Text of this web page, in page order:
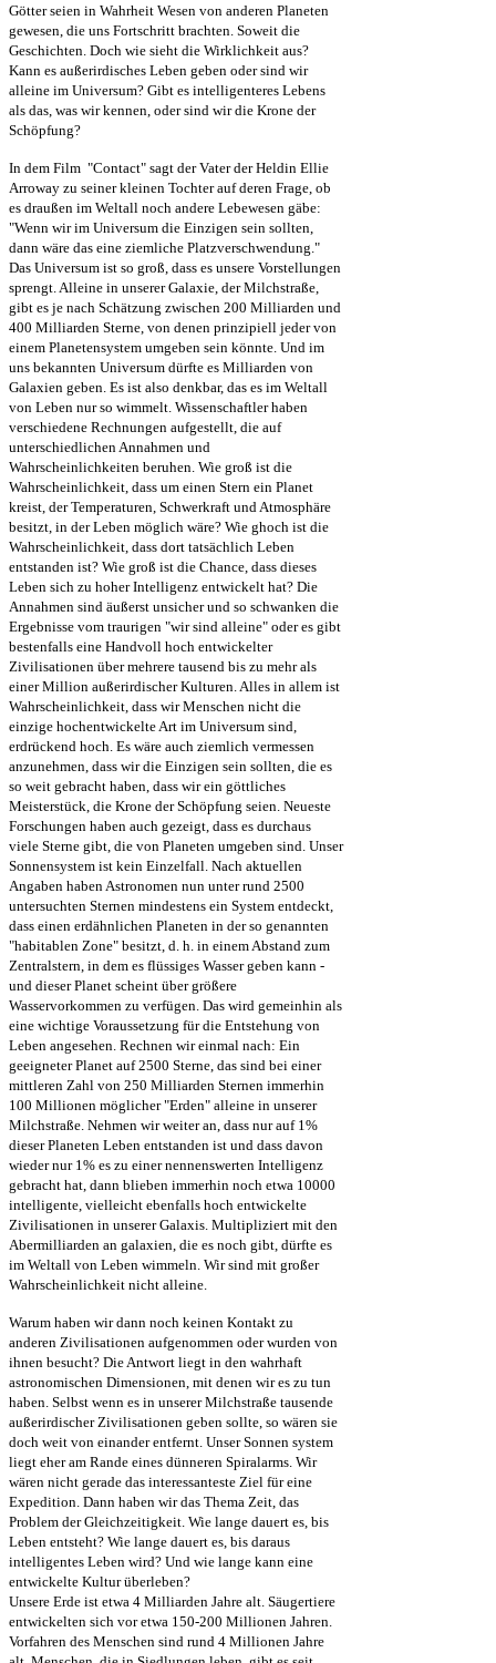
Götter seien in Wahrheit Wesen von anderen Planeten
gewesen, die uns Fortschritt brachten. Soweit die
Geschichten. Doch wie sieht die Wirklichkeit aus?
Kann es außerirdisches Leben geben oder sind wir
alleine im Universum? Gibt es intelligenteres Lebens
als das, was wir kennen, oder sind wir die Krone der
Schöpfung?
In dem Film "Contact" sagt der Vater der Heldin Ellie
Arroway zu seiner kleinen Tochter auf deren Frage, ob
es draußen im Weltall noch andere Lebewesen gäbe:
"Wenn wir im Universum die Einzigen sein sollten,
dann wäre das eine ziemliche Platzverschwendung."
Das Universum ist so groß, dass es unsere Vorstellungen
sprengt. Alleine in unserer Galaxie, der Milchstraße,
gibt es je nach Schätzung zwischen 200 Milliarden und
400 Milliarden Sterne, von denen prinzipiell jeder von
einem Planetensystem umgeben sein könnte. Und im
uns bekannten Universum dürfte es Milliarden von
Galaxien geben. Es ist also denkbar, das es im Weltall
von Leben nur so wimmelt. Wissenschaftler haben
verschiedene Rechnungen aufgestellt, die auf
unterschiedlichen Annahmen und
Wahrscheinlichkeiten beruhen. Wie groß ist die
Wahrscheinlichkeit, dass um einen Stern ein Planet
kreist, der Temperaturen, Schwerkraft und Atmosphäre
besitzt, in der Leben möglich wäre? Wie ghoch ist die
Wahrscheinlichkeit, dass dort tatsächlich Leben
entstanden ist? Wie groß ist die Chance, dass dieses
Leben sich zu hoher Intelligenz entwickelt hat? Die
Annahmen sind äußerst unsicher und so schwanken die
Ergebnisse vom traurigen "wir sind alleine" oder es gibt
bestenfalls eine Handvoll hoch entwickelter
Zivilisationen über mehrere tausend bis zu mehr als
einer Million außerirdischer Kulturen. Alles in allem ist
Wahrscheinlichkeit, dass wir Menschen nicht die
einzige hochentwickelte Art im Universum sind,
erdrückend hoch. Es wäre auch ziemlich vermessen
anzunehmen, dass wir die Einzigen sein sollten, die es
so weit gebracht haben, dass wir ein göttliches
Meisterstück, die Krone der Schöpfung seien. Neueste
Forschungen haben auch gezeigt, dass es durchaus
viele Sterne gibt, die von Planeten umgeben sind. Unser
Sonnensystem ist kein Einzelfall. Nach aktuellen
Angaben haben Astronomen nun unter rund 2500
untersuchten Sternen mindestens ein System entdeckt,
dass einen erdähnlichen Planeten in der so genannten
"habitablen Zone" besitzt, d. h. in einem Abstand zum
Zentralstern, in dem es flüssiges Wasser geben kann -
und dieser Planet scheint über größere
Wasservorkommen zu verfügen. Das wird gemeinhin als
eine wichtige Voraussetzung für die Entstehung von
Leben angesehen. Rechnen wir einmal nach: Ein
geeigneter Planet auf 2500 Sterne, das sind bei einer
mittleren Zahl von 250 Milliarden Sternen immerhin
100 Millionen möglicher "Erden" alleine in unserer
Milchstraße. Nehmen wir weiter an, dass nur auf 1%
dieser Planeten Leben entstanden ist und dass davon
wieder nur 1% es zu einer nennenswerten Intelligenz
gebracht hat, dann blieben immerhin noch etwa 10000
intelligente, vielleicht ebenfalls hoch entwickelte
Zivilisationen in unserer Galaxis. Multipliziert mit den
Abermilliarden an galaxien, die es noch gibt, dürfte es
im Weltall von Leben wimmeln. Wir sind mit großer
Wahrscheinlichkeit nicht alleine.
Warum haben wir dann noch keinen Kontakt zu
anderen Zivilisationen aufgenommen oder wurden von
ihnen besucht? Die Antwort liegt in den wahrhaft
astronomischen Dimensionen, mit denen wir es zu tun
haben. Selbst wenn es in unserer Milchstraße tausende
außerirdischer Zivilisationen geben sollte, so wären sie
doch weit von einander entfernt. Unser Sonnen system
liegt eher am Rande eines dünneren Spiralarms. Wir
wären nicht gerade das interessanteste Ziel für eine
Expedition. Dann haben wir das Thema Zeit, das
Problem der Gleichzeitigkeit. Wie lange dauert es, bis
Leben entsteht? Wie lange dauert es, bis daraus
intelligentes Leben wird? Und wie lange kann eine
entwickelte Kultur überleben?
Unsere Erde ist etwa 4 Milliarden Jahre alt. Säugertiere
entwickelten sich vor etwa 150-200 Millionen Jahren.
Vorfahren des Menschen sind rund 4 Millionen Jahre